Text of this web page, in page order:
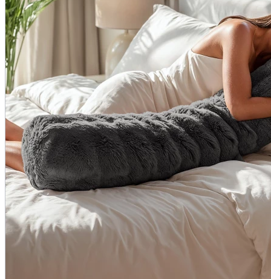
Wasbaar
Ja
Wasbaar op
40 graden
Wasvoorschrift
Zie waslabel